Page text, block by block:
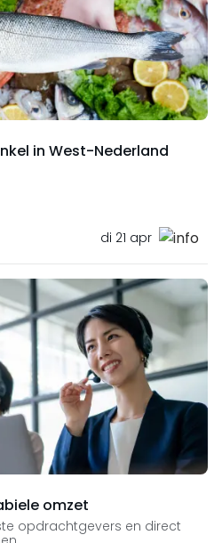
in West-Nederland
di 21 apr
omzet
opdrachtgevers en direct